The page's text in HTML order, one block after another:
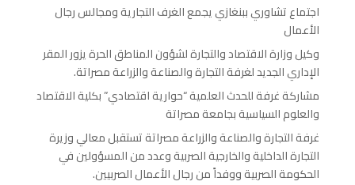
اجتماع تشاوري ببنغازي يجمع الغرف التجارية ومجالس رجال
الأعمال
وكيل وزارة الاقتصاد والتجارة لشؤون المناطق الحرة يزور المقر
الإداري الجديد لغرفة التجارة والصناعة والزراعة مصراتة.
مشاركة غرفة للحدث العلمية “حوارية اقتصادي” بكلية الاقتصاد
والعلوم السياسية بجامعة مصراتة
غرفة التجارة والصناعة والزراعة مصراتة تستقبل معالي وزيرة
التجارة الداخلية والخارجية الصربية وعدد من المسؤولين في
الحكومة الصربية ووفداً من رجال الأعمال الصربيين.